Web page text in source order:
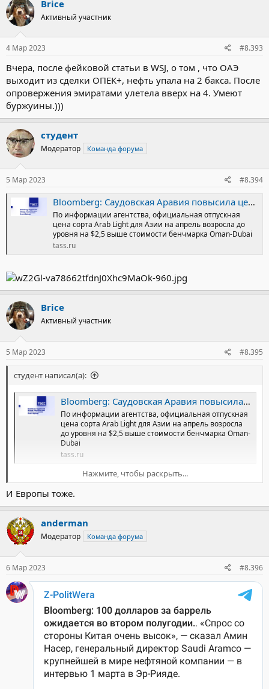
ц
и
и
:
Brice
Активный участник
4 Мар 2023 #8.393
Вчера, после фейковой статьи в WSJ, о том , что ОАЭ
выходит из сделки ОПЕК+, нефть упала на 2 бакса. После
опровержения эмиратами улетела вверх на 4. Умеют
буржуины.)))
студент
Модератор Команда форума
5 Мар 2023 #8.394
Bloomberg: Саудовская Аравия повысила цены на нефть для рынков Азии и Европы
По информации агентства, официальная отпускная
цена сорта Arab Light для Азии на апрель возросла до
уровня на $2,5 выше стоимости бенчмарка Oman-Dubai
tass.ru
Brice
Активный участник
5 Мар 2023 #8.395
студент написал(а):
Bloomberg: Саудовская Аравия повысила цены на нефть для рынков Азии и Европы
По информации агентства, официальная отпускная
цена сорта Arab Light для Азии на апрель возросла
до уровня на $2,5 выше стоимости бенчмарка Oman-
Dubai
tass.ru
Нажмите, чтобы раскрыть...
И Европы тоже.
anderman
Модератор Команда форума
6 Мар 2023 #8.396